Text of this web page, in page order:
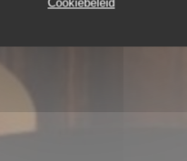
Cookiebeleid